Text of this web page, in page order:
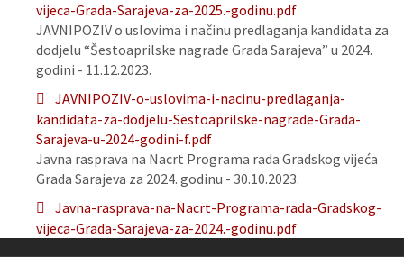
vijeca-Grada-Sarajeva-za-2025.-godinu.pdf
JAVNIPOZIV o uslovima i načinu predlaganja kandidata za
dodjelu “Šestoaprilske nagrade Grada Sarajeva” u 2024.
godini - 11.12.2023.
JAVNIPOZIV-o-uslovima-i-nacinu-predlaganja-
kandidata-za-dodjelu-Sestoaprilske-nagrade-Grada-
Sarajeva-u-2024-godini-f.pdf
Javna rasprava na Nacrt Programa rada Gradskog vijeća
Grada Sarajeva za 2024. godinu - 30.10.2023.
Javna-rasprava-na-Nacrt-Programa-rada-Gradskog-
vijeca-Grada-Sarajeva-za-2024.-godinu.pdf